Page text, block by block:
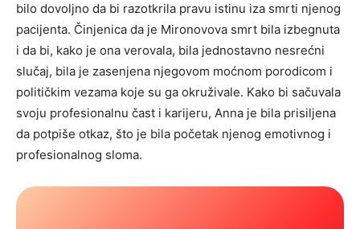
bilo dovoljno da bi razotkrila pravu istinu iza smrti njenog
pacijenta. Činjenica da je Mironovova smrt bila izbegnuta
i da bi, kako je ona verovala, bila jednostavno nesrećni
slučaj, bila je zasenjena njegovom moćnom porodicom i
političkim vezama koje su ga okruživale. Kako bi sačuvala
svoju profesionalnu čast i karijeru, Anna je bila prisiljena
da potpiše otkaz, što je bila početak njenog emotivnog i
profesionalnog sloma.